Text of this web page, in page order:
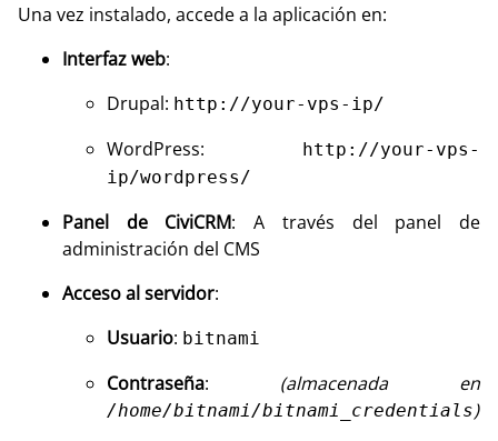
Una vez instalado, accede a la aplicación en:
Interfaz web:
Drupal: http://your-vps-ip/
WordPress:
http://your-vps-
ip/wordpress/
Panel de CiviCRM: A través del panel de
administración del CMS
Acceso al servidor:
Usuario: bitnami
Contraseña: (almacenada en
/home/bitnami/bitnami_credentials)